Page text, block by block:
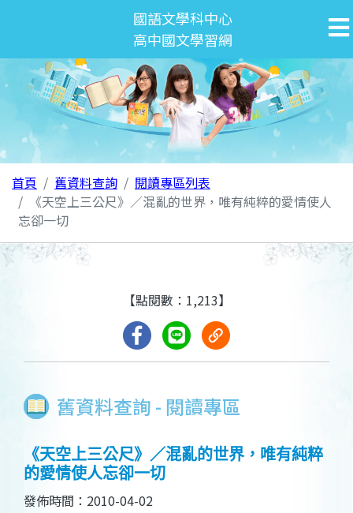
國語文學科中心
高中國文學習網
首頁 舊資料查詢
閱讀專區列表
《天空上三公尺》／混亂的世界，唯有純粹的愛情使人
忘卻一切
舊資料查詢 - 閱讀專區
【點閱數：1,213】
《天空上三公尺》／混亂的世界，唯有純粹
的愛情使人忘卻一切
發佈時間：2010-04-02